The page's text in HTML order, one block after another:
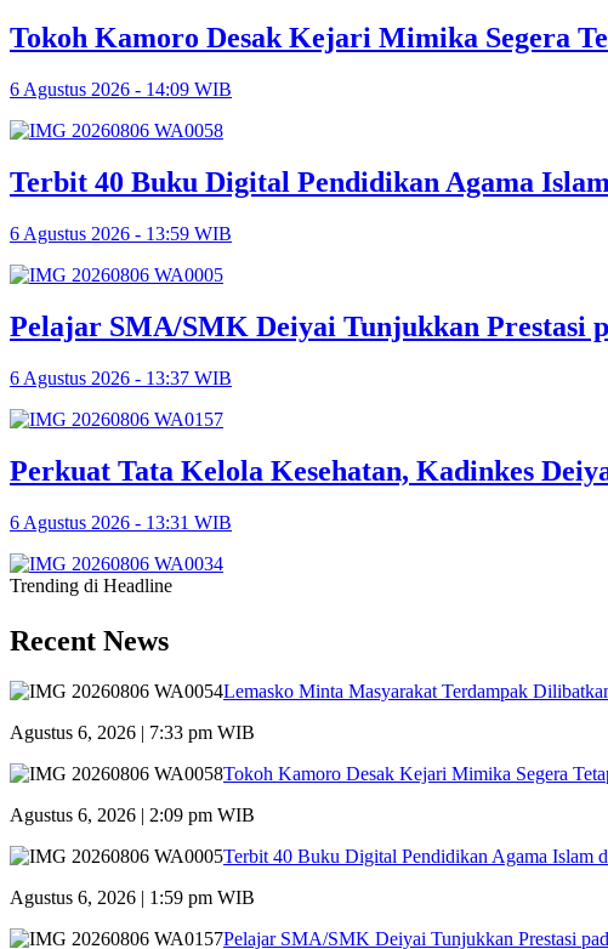
Tokoh Kamoro Desak Kejari Mimika Segera
6 Agustus 2026 - 14:09 WIB
Terbit 40 Buku Digital Pendidikan Agama
6 Agustus 2026 - 13:59 WIB
Pelajar SMA/SMK Deiyai Tunjukkan Prestasi
6 Agustus 2026 - 13:37 WIB
Perkuat Tata Kelola Kesehatan, Kadinkes
6 Agustus 2026 - 13:31 WIB
Trending di Headline
Recent News
Lemasko Minta Masyarakat Terdampak
Agustus 6, 2026 | 7:33 pm WIB
Tokoh Kamoro Desak Kejari Mimika Segera
Agustus 6, 2026 | 2:09 pm WIB
Terbit 40 Buku Digital Pendidikan Agama Islam
Agustus 6, 2026 | 1:59 pm WIB
Pelajar SMA/SMK Deiyai Tunjukkan Prestasi